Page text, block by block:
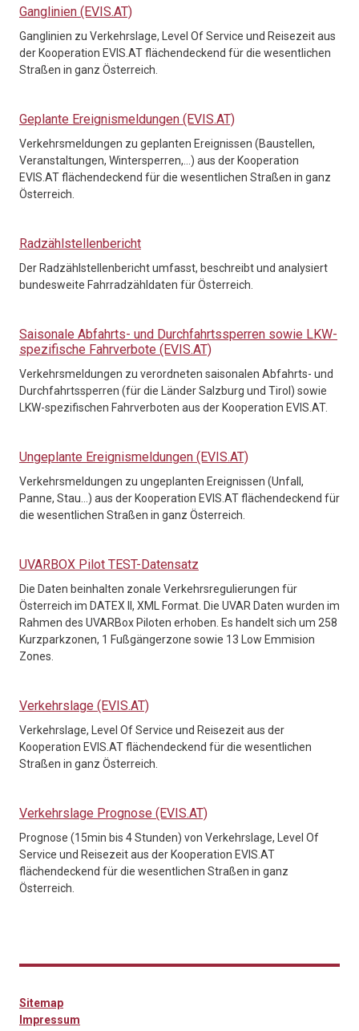
Ganglinien (EVIS.AT)
Ganglinien zu Verkehrslage, Level Of Service und Reisezeit aus
der Kooperation EVIS.AT flächendeckend für die wesentlichen
Straßen in ganz Österreich.
Geplante Ereignismeldungen (EVIS.AT)
Verkehrsmeldungen zu geplanten Ereignissen (Baustellen,
Veranstaltungen, Wintersperren,…) aus der Kooperation
EVIS.AT flächendeckend für die wesentlichen Straßen in ganz
Österreich.
Radzählstellenbericht
Der Radzählstellenbericht umfasst, beschreibt und analysiert
bundesweite Fahrradzähldaten für Österreich.
Saisonale Abfahrts- und Durchfahrtssperren sowie LKW-
spezifische Fahrverbote (EVIS.AT)
Verkehrsmeldungen zu verordneten saisonalen Abfahrts- und
Durchfahrtssperren (für die Länder Salzburg und Tirol) sowie
LKW-spezifischen Fahrverboten aus der Kooperation EVIS.AT.
Ungeplante Ereignismeldungen (EVIS.AT)
Verkehrsmeldungen zu ungeplanten Ereignissen (Unfall,
Panne, Stau…) aus der Kooperation EVIS.AT flächendeckend für
die wesentlichen Straßen in ganz Österreich.
UVARBOX Pilot TEST-Datensatz
Die Daten beinhalten zonale Verkehrsregulierungen für
Österreich im DATEX II, XML Format. Die UVAR Daten wurden im
Rahmen des UVARBox Piloten erhoben. Es handelt sich um 258
Kurzparkzonen, 1 Fußgängerzone sowie 13 Low Emmision
Zones.
Verkehrslage (EVIS.AT)
Verkehrslage, Level Of Service und Reisezeit aus der
Kooperation EVIS.AT flächendeckend für die wesentlichen
Straßen in ganz Österreich.
Verkehrslage Prognose (EVIS.AT)
Prognose (15min bis 4 Stunden) von Verkehrslage, Level Of
Service und Reisezeit aus der Kooperation EVIS.AT
flächendeckend für die wesentlichen Straßen in ganz
Österreich.
Sitemap
Impressum